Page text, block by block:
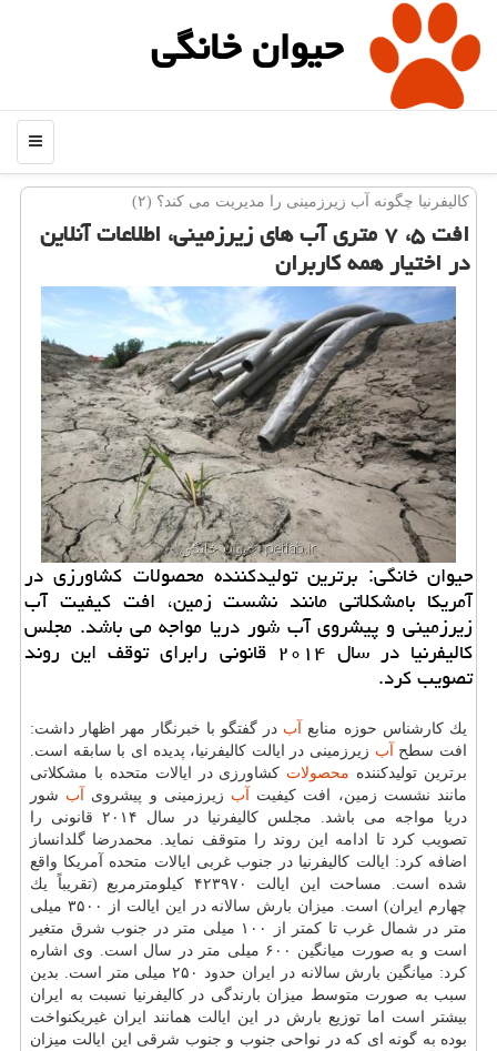
حیوان خانگی
منو
كالیفرنیا چگونه آب زیرزمینی را مدیریت می كند؟ (۲)
افت ۵، ۷ متری آب های زیرزمینی، اطلاعات آنلاین
در اختیار همه كاربران
حیوان خانگی: برترین تولیدكننده محصولات كشاورزی در
آمریكا بامشكلاتی مانند نشست زمین، افت كیفیت آب
زیرزمینی و پیشروی آب شور دریا مواجه می باشد. مجلس
كالیفرنیا در سال ۲۰۱۴ قانونی رابرای توقف این روند
تصویب كرد.
یك كارشناس حوزه منابع آب در گفتگو با خبرنگار مهر اظهار داشت:
افت سطح آب زیرزمینی در ایالت كالیفرنیا، پدیده ای با سابقه است.
برترین تولیدكننده محصولات كشاورزی در ایالات متحده با مشكلاتی
مانند نشست زمین، افت كیفیت آب زیرزمینی و پیشروی آب شور
دریا مواجه می باشد. مجلس كالیفرنیا در سال ۲۰۱۴ قانونی را
تصویب كرد تا ادامه این روند را متوقف نماید. محمدرضا گلدانساز
اضافه كرد: ایالت كالیفرنیا در جنوب غربی ایالات متحده آمریكا واقع
شده است. مساحت این ایالت ۴۲۳۹۷۰ كیلومترمربع (تقریباً یك
چهارم ایران) است. میزان بارش سالانه در این ایالت از ۳۵۰۰ میلی
متر در شمال غرب تا كمتر از ۱۰۰ میلی متر در جنوب شرق متغیر
است و به صورت میانگین ۶۰۰ میلی متر در سال است. وی اشاره
كرد: میانگین بارش سالانه در ایران حدود ۲۵۰ میلی متر است. بدین
سبب به صورت متوسط میزان بارندگی در كالیفرنیا نسبت به ایران
بیشتر است اما توزیع بارش در این ایالت همانند ایران غیریكنواخت
بوده به گونه ای كه در نواحی جنوب و جنوب شرقی این ایالت میزان